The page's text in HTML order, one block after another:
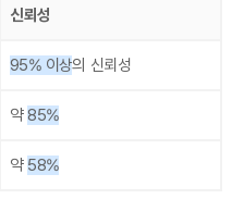
신뢰성
95% 이상의 신뢰성
약85%
약 58%